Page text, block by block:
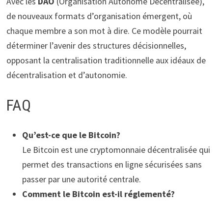
de nouveaux formats d’organisation émergent, où
chaque membre a son mot à dire. Ce modèle pourrait
déterminer l’avenir des structures décisionnelles,
opposant la centralisation traditionnelle aux idéaux de
décentralisation et d’autonomie.
FAQ
Qu’est-ce que le Bitcoin?
Le Bitcoin est une cryptomonnaie décentralisée qui
permet des transactions en ligne sécurisées sans
passer par une autorité centrale.
Comment le Bitcoin est-il réglementé?